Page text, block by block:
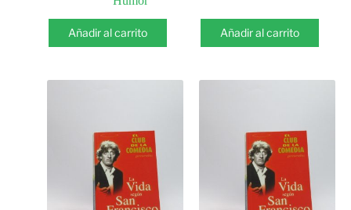
Añadir al carrito Añadir al carrito